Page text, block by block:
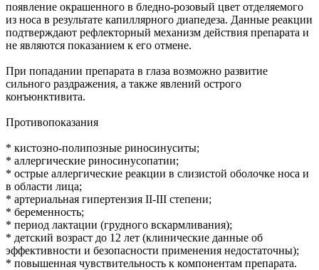
появление окрашенного в бледно-розовый цвет отделяемого
из носа в результате капиллярного диапедеза. Данные реакции
подтверждают рефлекторный механизм действия препарата и
не являются показанием к его отмене.
При попадании препарата в глаза возможно развитие
сильного раздражения, а также явлений острого
конъюнктивита.
Противопоказания
* кистозно-полипозные риносинуситы;
* аллергические риносинусопатии;
* острые аллергические реакции в слизистой оболочке носа и
в области лица;
* артериальная гипертензия II-III степени;
* беременность;
* период лактации (грудного вскармливания);
* детский возраст до 12 лет (клинические данные об
эффективности и безопасности применения недостаточны);
* повышенная чувствительность к компонентам препарата.